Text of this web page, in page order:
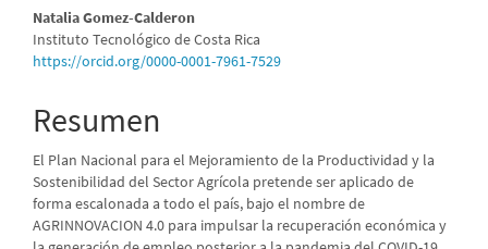
Natalia Gomez-Calderon
Instituto Tecnológico de Costa Rica
https://orcid.org/0000-0001-7961-7529
Resumen
El Plan Nacional para el Mejoramiento de la Productividad y la
Sostenibilidad del Sector Agrícola pretende ser aplicado de
forma escalonada a todo el país, bajo el nombre de
AGRINNOVACION 4.0 para impulsar la recuperación económica y